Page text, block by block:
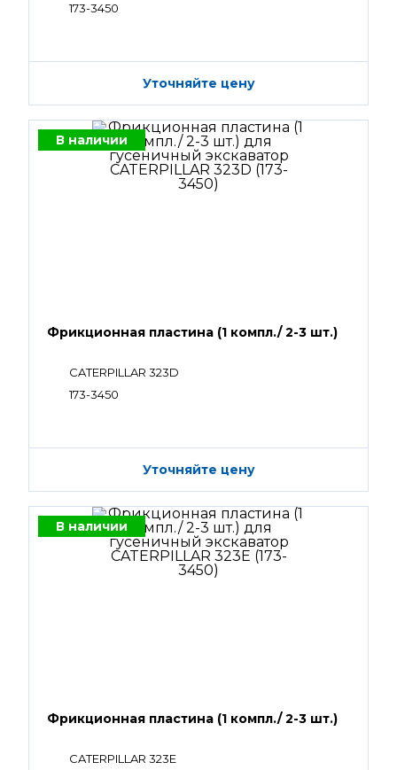
173-3450
Уточняйте цену
В наличии
Фрикционная пластина (1 компл./ 2-3 шт.)
CATERPILLAR 323D
173-3450
Уточняйте цену
В наличии
Фрикционная пластина (1 компл./ 2-3 шт.)
CATERPILLAR 323E